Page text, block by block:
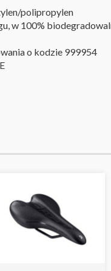
polipropylen
w 100%
o kodzie 999954